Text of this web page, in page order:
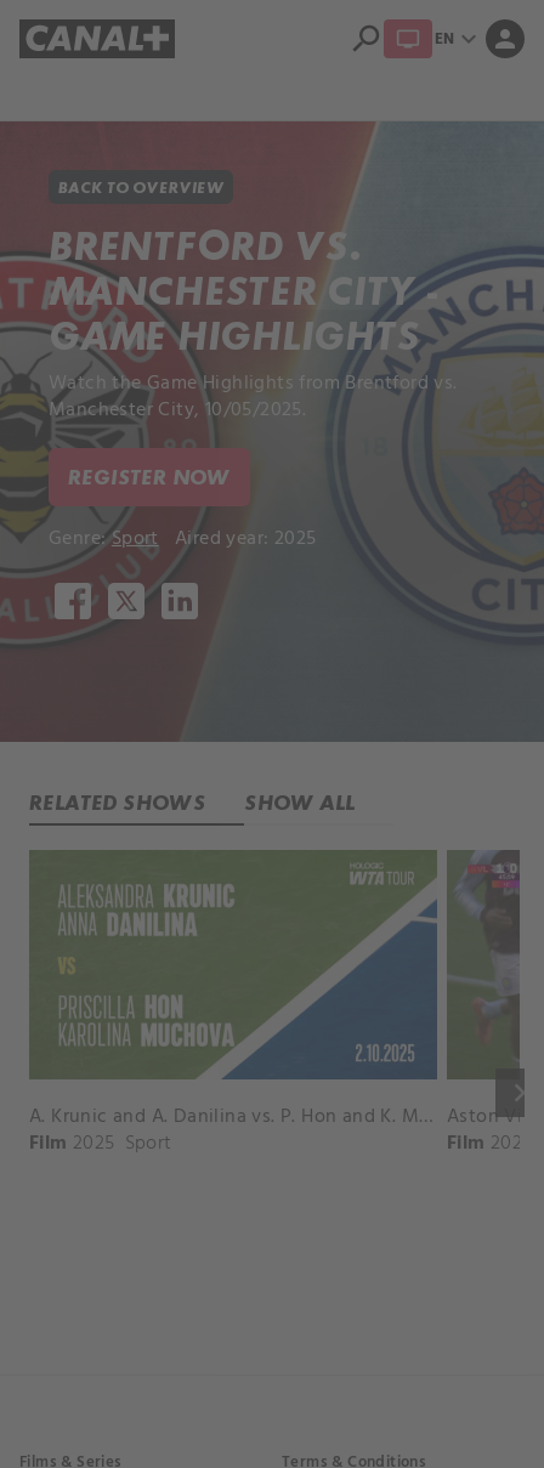
search EN expand_more person
BACK TO OVERVIEW
BRENTFORD VS.
MANCHESTER CITY -
GAME HIGHLIGHTS
Watch the Game Highlights from Brentford vs.
Manchester City, 10/05/2025.
REGISTER NOW
Genre:Sport Aired year: 2025
RELATED SHOWS SHOW ALL
keyboard_arrow_right
A. Krunic and A. Danilina vs. P. Hon and K. Muchova Match Highlights - BEIJING_Capital Group Diamond ( October 02, 2025)
Film 2025 Sport Film 2026
Films & Series Terms & Conditions